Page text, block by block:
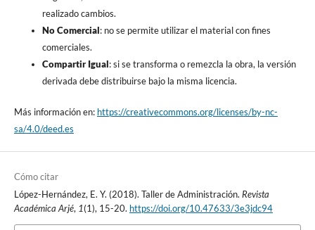
realizado cambios.
No Comercial: no se permite utilizar el material con fines
comerciales.
Compartir Igual: si se transforma o remezcla la obra, la versión
derivada debe distribuirse bajo la misma licencia.
Más información en: https://creativecommons.org/licenses/by-nc-
sa/4.0/deed.es
Cómo citar
López-Hernández, E. Y. (2018). Taller de Administración. Revista
Académica Arjé, 1(1), 15-20. https://doi.org/10.47633/3e3jdc94